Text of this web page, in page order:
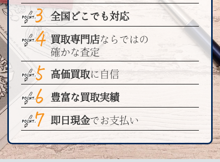
全国どこでも対応
買取専門店ならではの
確かな査定
高価買取に自信
豊富な買取実績
即日現金でお支払い